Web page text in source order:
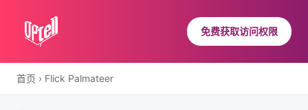
免费获取访问权限
首页 › Flick Palmateer